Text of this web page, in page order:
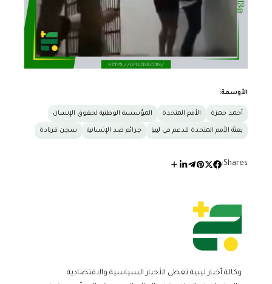
الأوسمة:
أحمد حمزة الأمم المتحدة المؤسسة الوطنية لحقوق الإنسان
بعثة الأمم المتحدة للدعم في ليبيا جرائم ضد الإنسانية سجن قرنادة
Shares:
وكالة أخبار ليبية تغطي الأخبار السياسية والاقتصادية